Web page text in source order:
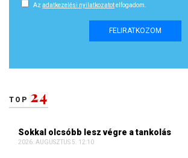
Az adatkezelési nyilatkozatotelfogadom.
FELIRATKOZOM
TOP 24
Sokkal olcsóbb lesz végre a tankolás
2026. AUGUSZTUS 5. 12:10